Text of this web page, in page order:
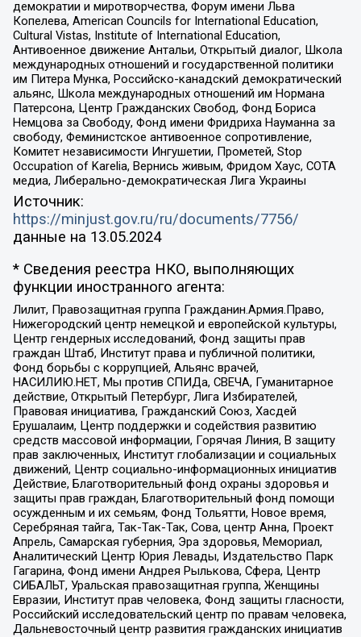
демократии и миротворчества, Форум имени Льва
Копелева, American Councils for International Education,
Cultural Vistas, Institute of International Education,
Антивоенное движение Антальи, Открытый диалог, Школа
международных отношений и государственной политики
им Питера Мунка, Российско-канадский демократический
альянс, Школа международных отношений им Нормана
Патерсона, Центр Гражданских Свобод, Фонд Бориса
Немцова за Свободу, Фонд имени Фридриха Науманна за
свободу, Феминистское антивоенное сопротивление,
Комитет независимости Ингушетии, Прометей, Stop
Occupation of Karelia, Вернись живым, Фридом Хаус, СОТА
медиа, Либерально-демократическая Лига Украины
Источник:
https://minjust.gov.ru/ru/documents/7756/
данные на 13.05.2024
* Сведения реестра НКО, выполняющих
функции иностранного агента:
Лилит, Правозащитная группа Гражданин.Армия.Право,
Нижегородский центр немецкой и европейской культуры,
Центр гендерных исследований, Фонд защиты прав
граждан Штаб, Институт права и публичной политики,
Фонд борьбы с коррупцией, Альянс врачей,
НАСИЛИЮ.НЕТ, Мы против СПИДа, СВЕЧА, Гуманитарное
действие, Открытый Петербург, Лига Избирателей,
Правовая инициатива, Гражданский Союз, Хасдей
Ерушалаим, Центр поддержки и содействия развитию
средств массовой информации, Горячая Линия, В защиту
прав заключенных, Институт глобализации и социальных
движений, Центр социально-информационных инициатив
Действие, Благотворительный фонд охраны здоровья и
защиты прав граждан, Благотворительный фонд помощи
осужденным и их семьям, Фонд Тольятти, Новое время,
Серебряная тайга, Так-Так-Так, Сова, центр Анна, Проект
Апрель, Самарская губерния, Эра здоровья, Мемориал,
Аналитический Центр Юрия Левады, Издательство Парк
Гагарина, Фонд имени Андрея Рылькова, Сфера, Центр
СИБАЛЬТ, Уральская правозащитная группа, Женщины
Евразии, Институт прав человека, Фонд защиты гласности,
Российский исследовательский центр по правам человека,
Дальневосточный центр развития гражданских инициатив